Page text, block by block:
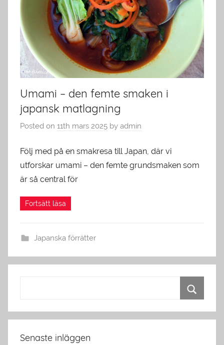
Umami – den femte smaken i
japansk matlagning
Posted on 11th mars 2025 by admin
Följ med på en smakresa till Japan, där vi
utforskar umami – den femte grundsmaken som
är så central för
Japanska förrätter
Senaste inläggen